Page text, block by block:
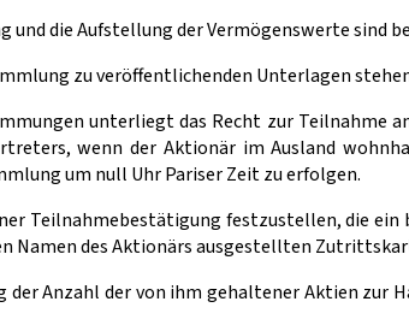
und die Aufstellung der Vermögenswerte sind
zu veröffentlichenden Unterlagen
unterliegt das Recht zur Teilnahme
wenn der Aktionär im Ausland
um null Uhr Pariser Zeit zu erfolgen.
Teilnahmebestätigung festzustellen, die
Namen des Aktionärs ausgestellten
der Anzahl der von ihm gehaltener Aktien zur